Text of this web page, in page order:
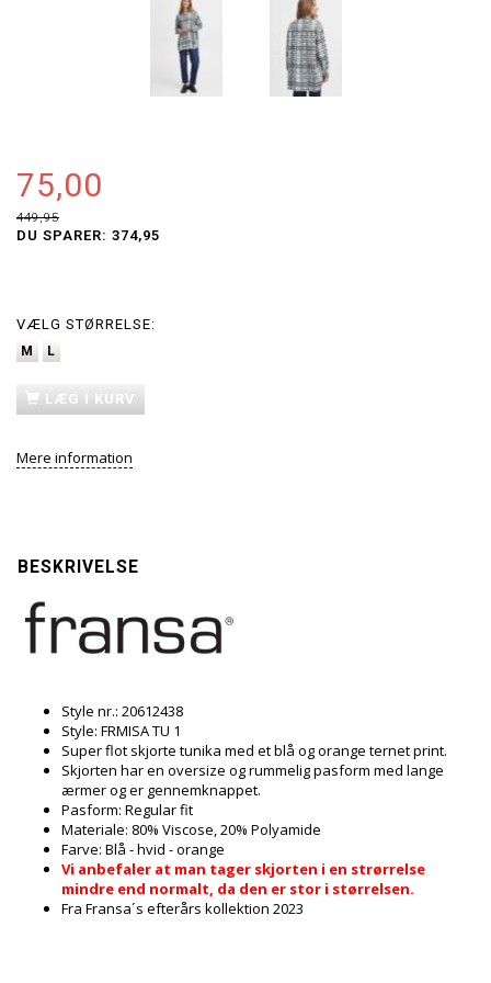
75,00
449,95
DU SPARER: 374,95
VÆLG STØRRELSE:
M L
LÆG I KURV
Mere information
BESKRIVELSE
Style nr.: 20612438
Style: FRMISA TU 1
Super flot skjorte tunika med et blå og orange ternet print.
Skjorten har en oversize og rummelig pasform med lange
ærmer og er gennemknappet.
Pasform: Regular fit
Materiale: 80% Viscose, 20% Polyamide
Farve: Blå - hvid - orange
Vi anbefaler at man tager skjorten i en strørrelse
mindre end normalt, da den er stor i størrelsen.
Fra Fransa´s efterårs kollektion 2023